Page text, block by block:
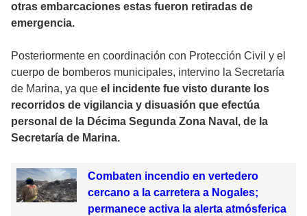
otras embarcaciones estas fueron retiradas de
emergencia.
Posteriormente en coordinación con Protección Civil y el
cuerpo de bomberos municipales, intervino la Secretaría
de Marina, ya que el incidente fue visto durante los
recorridos de vigilancia y disuasión que efectúa
personal de la Décima Segunda Zona Naval, de la
Secretaría de Marina.
Combaten incendio en vertedero
cercano a la carretera a Nogales;
permanece activa la alerta atmósferica